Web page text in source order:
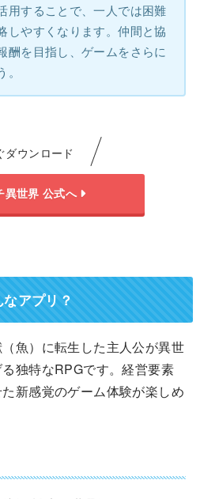
用することで、一人では困難
しやすくなります。仲間と協
酬を目指し、ゲームをさらに
ダウンロード
異世界 公式へ
アプリ？
魚）に転生した主人公が異世
独特なRPGです。経営要素
新感覚のゲーム体験が楽しめ